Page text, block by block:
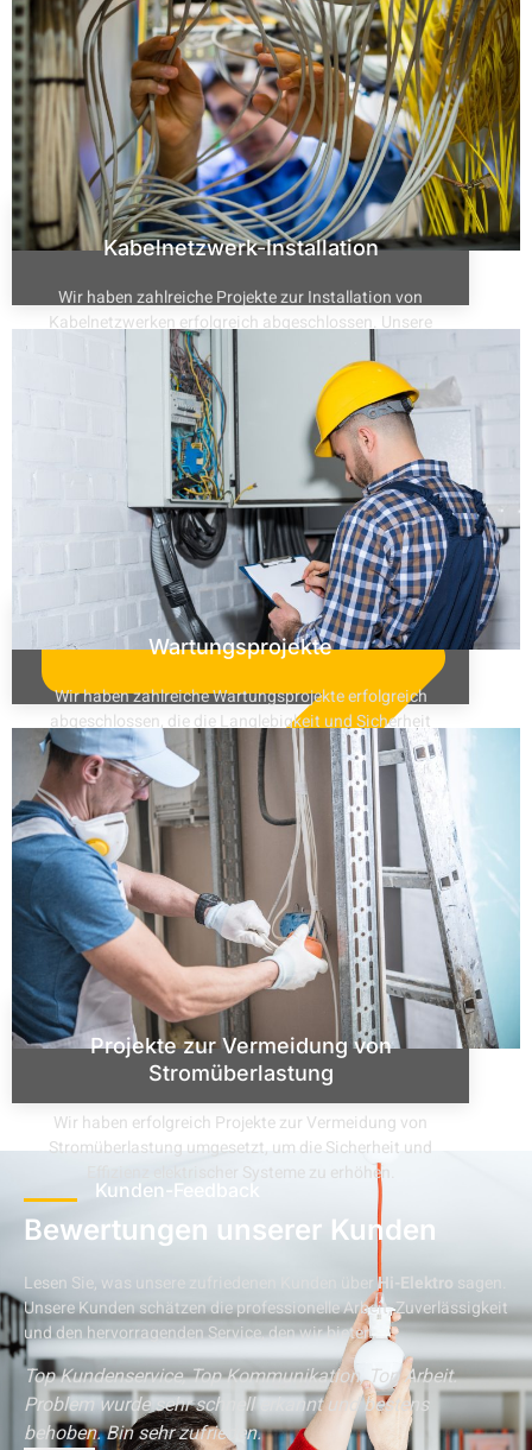
Kabelnetzwerk-Installation
Wir haben zahlreiche Projekte zur Installation von
Kabelnetzwerken erfolgreich abgeschlossen. Unsere
präzise Planung und fachgerechte Umsetzung
gewährleisten eine zuverlässige Netzwerkverbindung.
Read More
Wartungsprojekte
Wir haben zahlreiche Wartungsprojekte erfolgreich
abgeschlossen, die die Langlebigkeit und Sicherheit
elektrischer Anlagen gewährleisten.
Projekte zur Vermeidung von
Stromüberlastung
Wir haben erfolgreich Projekte zur Vermeidung von
Stromüberlastung umgesetzt, um die Sicherheit und
Effizienz elektrischer Systeme zu erhöhen.
Kunden-Feedback
Bewertungen unserer Kunden
Lesen Sie, was unsere zufriedenen Kunden über Hi-Elektro sagen.
Unsere Kunden schätzen die professionelle Arbeit, Zuverlässigkeit
und den hervorragenden Service, den wir bieten.
Top Kundenservice, Top Kommunikation, Top Arbeit.
Problem wurde sehr schnell erkannt und bestens
behoben. Bin sehr zufrieden.